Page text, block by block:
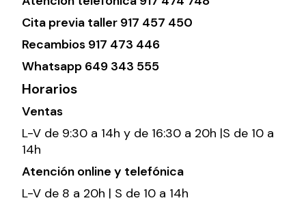
Cita previa taller 917 457 450
Recambios 917 473 446
Whatsapp 649 343 555
Horarios
Ventas
L-V de 9:30 a 14h y de 16:30 a 20h |S de 10 a
14h
Atención online y telefónica
L-V de 8 a 20h | S de 10 a 14h